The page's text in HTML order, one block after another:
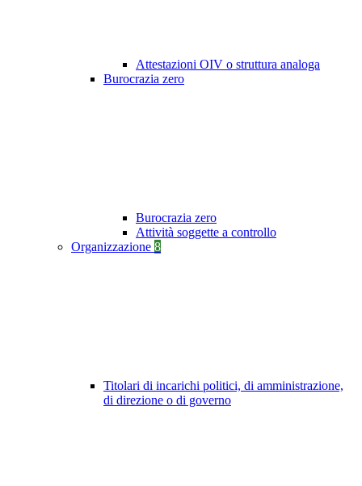
Attestazioni OIV o struttura analoga
Burocrazia zero
Burocrazia zero
Attività soggette a controllo
Organizzazione 8
Titolari di incarichi politici, di amministrazione,
di direzione o di governo